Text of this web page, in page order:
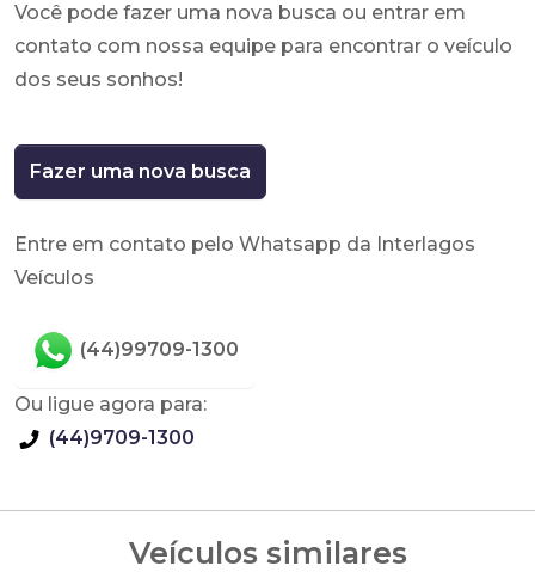
Você pode fazer uma nova busca ou entrar em
contato com nossa equipe para encontrar o veículo
dos seus sonhos!
Fazer uma nova busca
Entre em contato pelo Whatsapp da Interlagos
Veículos
(44)99709-1300
Ou ligue agora para:
(44)9709-1300
Veículos similares